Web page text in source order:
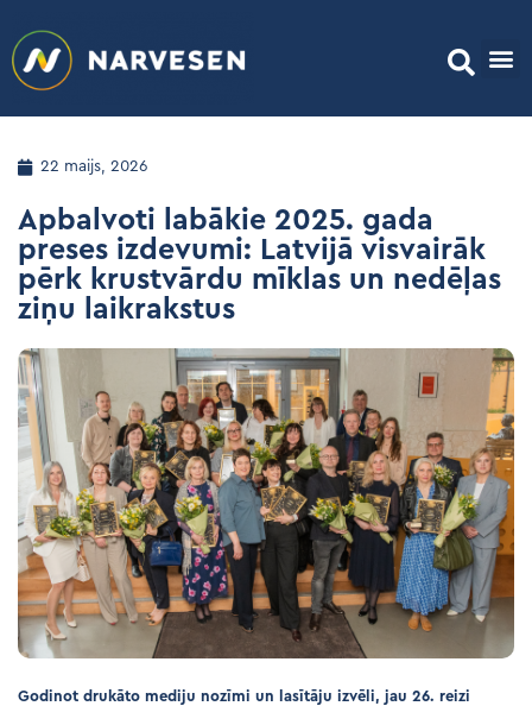
22 maijs, 2026
Apbalvoti labākie 2025. gada
preses izdevumi: Latvijā visvairāk
pērk krustvārdu mīklas un nedēļas
ziņu laikrakstus
Godinot drukāto mediju nozīmi un lasītāju izvēli, jau 26. reizi